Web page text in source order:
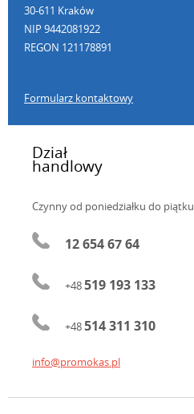
30-611 Kraków
NIP 9442081922
REGON 121178891
Formularz kontaktowy
Dział
handlowy
Czynny od poniedziałku do piątku
12 654 67 64
+48519 193 133
+48514 311 310
info@promokas.pl